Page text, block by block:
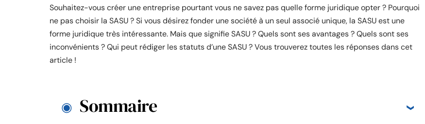
Souhaitez-vous créer une entreprise pourtant vous ne savez pas quelle forme juridique opter ? Pourquoi
ne pas choisir la SASU ? Si vous désirez fonder une société à un seul associé unique, la SASU est une
forme juridique très intéressante. Mais que signifie SASU ? Quels sont ses avantages ? Quels sont ses
inconvénients ? Qui peut rédiger les statuts d’une SASU ? Vous trouverez toutes les réponses dans cet
article !
Sommaire